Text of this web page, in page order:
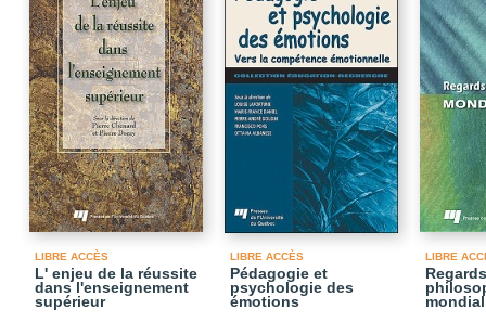
LIBRE ACCÈS
L' enjeu de la réussite
dans l'enseignement
supérieur
LIBRE ACCÈS
Pédagogie et
psychologie des
émotions
LIBRE
Regards